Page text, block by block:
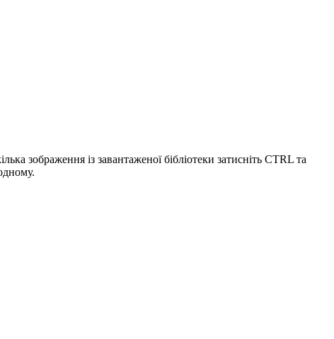
зображення із завантаженої бібліотеки затисніть CTRL та